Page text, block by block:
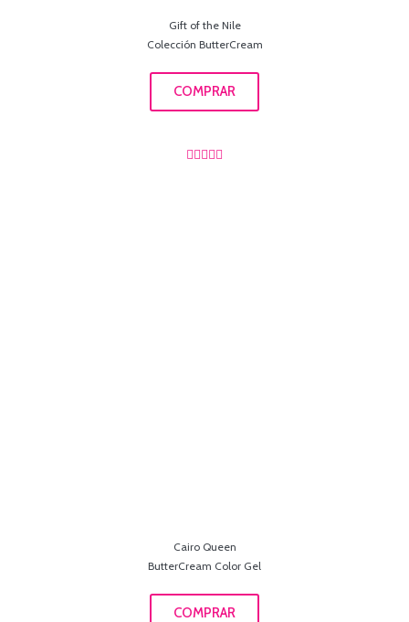
Gift of the Nile
Colección ButterCream
COMPRAR

Cairo Queen
ButterCream Color Gel
COMPRAR